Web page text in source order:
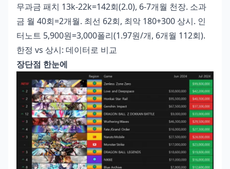
무과금 패치 13k-22k=142회(2.0), 6-7개월 천장. 소과
금 월 40회=2개월. 최선 62회, 최악 180+300 상시. 인
터노트 5,900원=3,000폴리(1.97원/개, 6개월 112회).
한정 vs 상시: 데이터로 비교
장단점 한눈에